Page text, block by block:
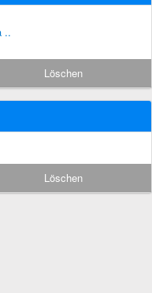
..
Löschen
Löschen